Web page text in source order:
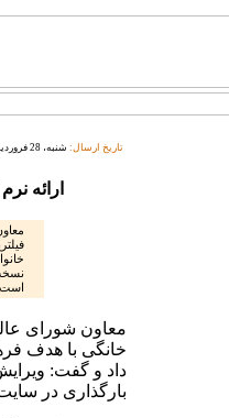
تاریخ ارسال: شنبه، 28 فروردینماه 1389
ارائه
معاون شورای
خانگی با هدف
داد و گفت:
بارگذاری در